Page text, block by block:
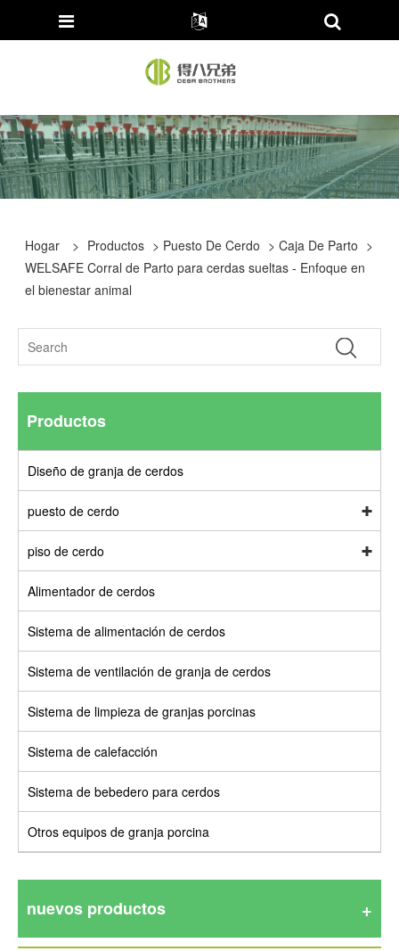
Hogar > Productos > Puesto De Cerdo >Caja De Parto >
WELSAFE Corral de Parto para cerdas sueltas - Enfoque en
el bienestar animal
Productos
Diseño de granja de cerdos
puesto de cerdo
piso de cerdo
Alimentador de cerdos
Sistema de alimentación de cerdos
Sistema de ventilación de granja de cerdos
Sistema de limpieza de granjas porcinas
Sistema de calefacción
Sistema de bebedero para cerdos
Otros equipos de granja porcina
nuevos productos